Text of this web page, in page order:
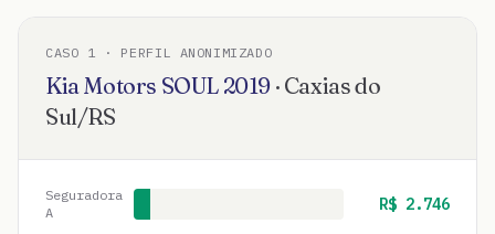
CASO 1 · PERFIL ANONIMIZADO
Kia Motors SOUL 2019 · Caxias do
Sul/RS
Seguradora
A
R$ 2.746